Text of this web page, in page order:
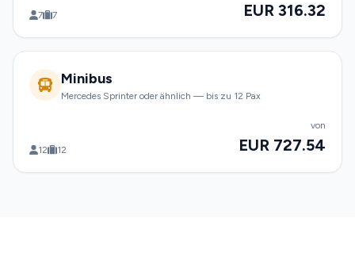
7 7 EUR 316.32
Minibus
Mercedes Sprinter oder ähnlich — bis zu 12 Pax
12 12
von
EUR 727.54